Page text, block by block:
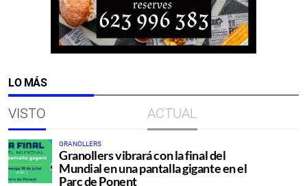
LO MÁS
VISTO ACTUAL
GRANOLLERS
Granollers vibrará con la final del
Mundial en una pantalla gigante en el
Parc de Ponent